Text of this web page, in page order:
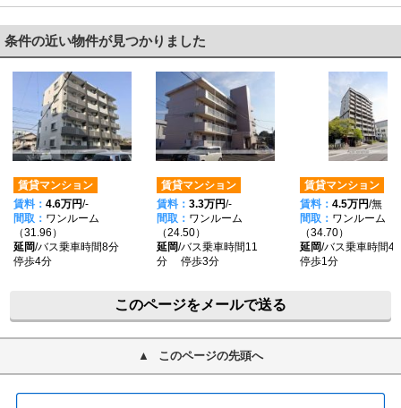
条件の近い物件が見つかりました
賃貸マンション
賃料： 4.6万円/-
間取： ワンルーム
（31.96）
延岡/バス乗車時間8分
停歩4分
賃貸マンション
賃料： 3.3万円/-
間取： ワンルーム
（24.50）
延岡/バス乗車時間11
分 停歩3分
賃貸マンション
賃料： 4.5万円/無
間取： ワンルーム
（34.70）
延岡/バス乗車時間
停歩1分
このページをメールで送る
このページの先頭へ